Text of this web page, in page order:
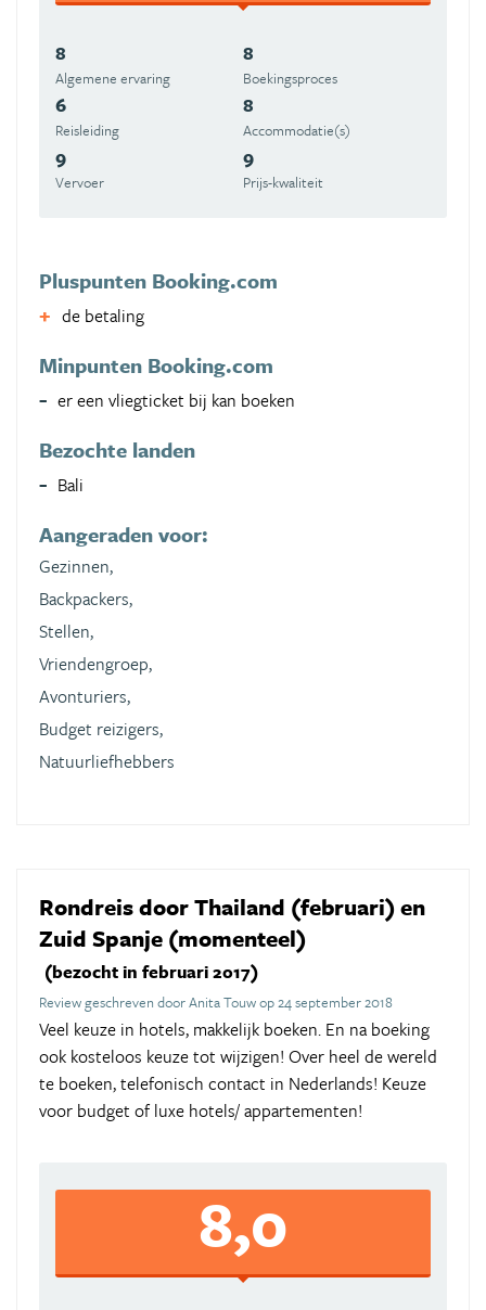
8
Algemene ervaring
8
Boekingsproces
6
Reisleiding
8
Accommodatie(s)
9
Vervoer
9
Prijs-kwaliteit
Pluspunten Booking.com
de betaling
Minpunten Booking.com
er een vliegticket bij kan boeken
Bezochte landen
Bali
Aangeraden voor:
Gezinnen,
Backpackers,
Stellen,
Vriendengroep,
Avonturiers,
Budget reizigers,
Natuurliefhebbers
Rondreis door Thailand (februari) en
Zuid Spanje (momenteel)
(bezocht in februari 2017)
Review geschreven door Anita Touw op 24 september 2018
Veel keuze in hotels, makkelijk boeken. En na boeking
ook kosteloos keuze tot wijzigen! Over heel de wereld
te boeken, telefonisch contact in Nederlands! Keuze
voor budget of luxe hotels/ appartementen!
8,0